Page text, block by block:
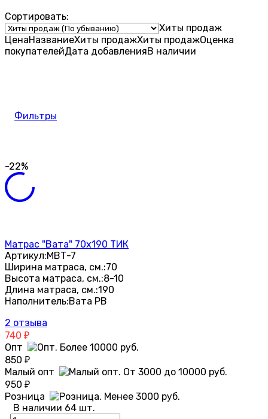
Сортировать:
Хиты продаж
ЦенаНазваниеХиты продажХиты продажОценка
покупателейДата добавленияВ наличии
Фильтры
-22%
Матрас "Вата" 70х190 ТИК
Артикул:МВТ-7
Ширина матраса, см.:70
Высота матраса, см.:8-10
Длина матраса, см.:190
Наполнитель:Вата РВ
2 отзыва
740 ₽
Опт
850 ₽
Малый опт
950 ₽
Розница
В наличии 64 шт.